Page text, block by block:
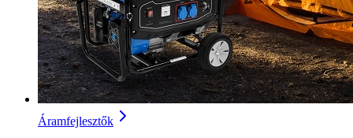
Áramfejlesztők